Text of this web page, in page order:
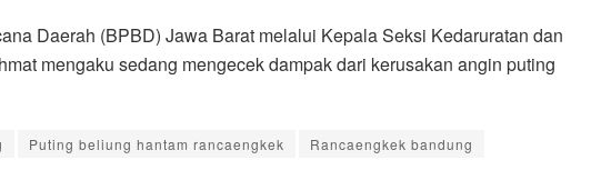
Daerah (BPBD) Jawa Barat melalui Kepala Seksi Kedaruratan dan
mengaku sedang mengecek dampak dari kerusakan angin puting
Puting beliung hantam rancaengkek Rancaengkek bandung